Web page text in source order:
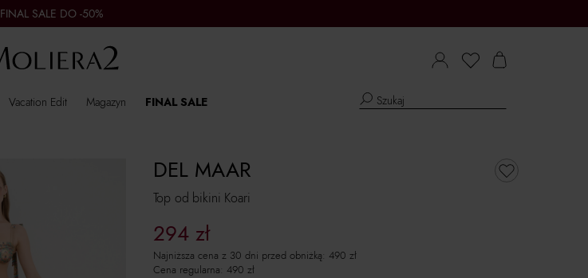
FINAL SALE DO -50%
Vacation Edit Magazyn FINAL SALE
Top od bikini Koari
DEL MAAR
294 zł
Najniższa cena z 30 dni przed obniżką: 490 zł
Cena regularna: 490 zł